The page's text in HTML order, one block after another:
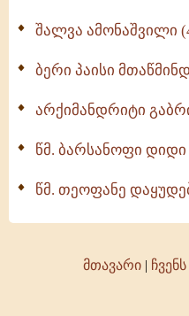
შალვა ამონაშვილი
ბერი პაისი
არქიმანდრიტი
წმ. ბარსანოფი დიდი
წმ. თეოფანე
მთავარი|